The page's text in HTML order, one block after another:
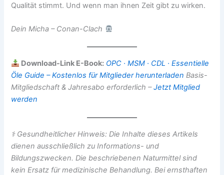
Qualität stimmt. Und wenn man ihnen Zeit gibt zu wirken.
Dein Micha – Conan-Clach
Download-Link E-Book: OPC · MSM · CDL · Essentielle
Öle Guide – Kostenlos für Mitglieder herunterladen Basis-
Mitgliedschaft & Jahresabo erforderlich –Jetzt Mitglied
werden
⚕ Gesundheitlicher Hinweis: Die Inhalte dieses Artikels
dienen ausschließlich zu Informations- und
Bildungszwecken. Die beschriebenen Naturmittel sind
kein Ersatz für medizinische Behandlung. Bei ernsthaften